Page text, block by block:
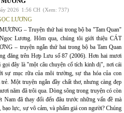
2026 1:56 CH (Xem: 737)
LƯƠNG
– Truyện thứ hai trong bộ ba "Tam Quan"
Lương. Hôm qua, chúng tôi giới thiệu CÁT
– truyện ngắn thứ hai trong bộ ba Tam Quan
đăng trên Hợp Lưu số 87 (2006). Hơn hai mươi
đây là "một câu chuyện cổ tích kinh dị", nơi cái
sự mục rữa của môi trường, sự tha hóa của con
Một truyện ngắn đầy chất thơ, nhưng càng đẹp
năm đã trôi qua. Dòng sông trong truyện có còn
Nam đã thay đổi đến đâu trước những vấn đề mà
lực, sự vô cảm, và phẩm giá con người? Chúng